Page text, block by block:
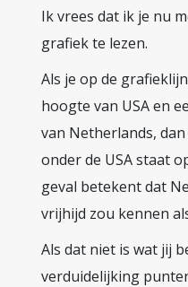
Ik vrees dat ik je nu
grafiek te lezen.
Als je op de
hoogte van USA en
van Netherlands,
onder de USA staat
geval betekent dat
vrijhijd zou kennen
Als dat niet is wat jij
verduidelijking